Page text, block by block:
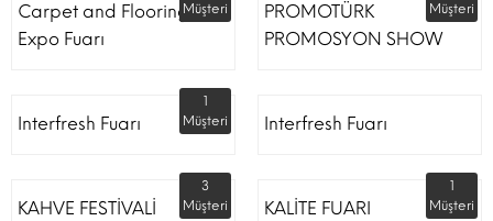
Carpet and Flooring
Expo Fuarı
Müşteri
PROMOTÜRK
PROMOSYON SHOW
Müşteri
Interfresh Fuarı
1
Müşteri
Interfresh Fuarı
KAHVE FESTİVALİ
3
Müşteri
KALİTE FUARI
1
Müşteri